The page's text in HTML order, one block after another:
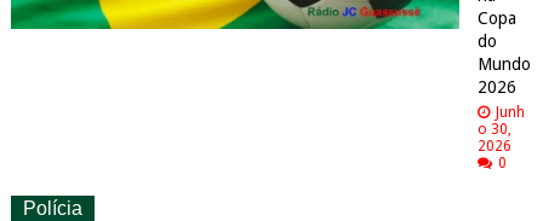
Copa
do
Mundo
2026
Junh
o 30,
2026
0
Polícia